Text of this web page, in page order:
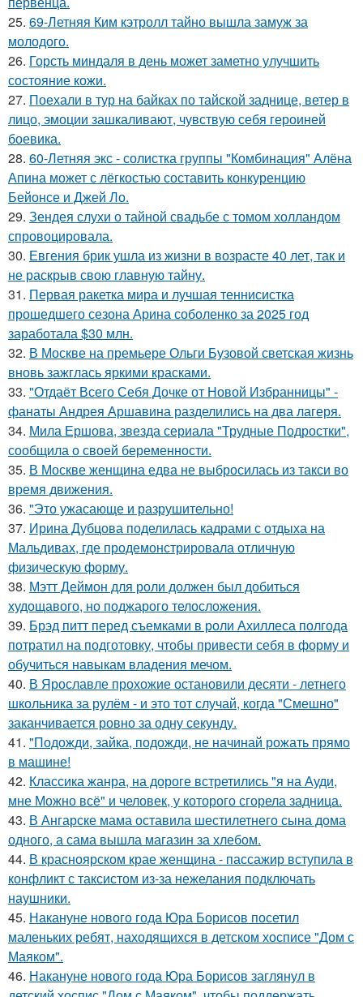
25. 69-Летняя Ким кэтролл тайно вышла замуж за
молодого.
26. Горсть миндаля в день может заметно улучшить
состояние кожи.
27. Поехали в тур на байках по тайской заднице, ветер в
лицо, эмоции зашкаливают, чувствую себя героиней
боевика.
28. 60-Летняя экс - солистка группы "Комбинация" Алёна
Апина может с лёгкостью составить конкуренцию
Бейонсе и Джей Ло.
29. Зендея слухи о тайной свадьбе с томом холландом
спровоцировала.
30. Евгения брик ушла из жизни в возрасте 40 лет, так и
не раскрыв свою главную тайну.
31. Первая ракетка мира и лучшая теннисистка
прошедшего сезона Арина соболенко за 2025 год
заработала $30 млн.
32. В Москве на премьере Ольги Бузовой светская жизнь
вновь зажглась яркими красками.
33. "Отдаёт Всего Себя Дочке от Новой Избранницы" -
фанаты Андрея Аршавина разделились на два лагеря.
34. Мила Ершова, звезда сериала "Трудные Подростки",
сообщила о своей беременности.
35. В Москве женщина едва не выбросилась из такси во
время движения.
36. "Это ужасающе и разрушительно!
37. Ирина Дубцова поделилась кадрами с отдыха на
Мальдивах, где продемонстрировала отличную
физическую форму.
38. Мэтт Деймон для роли должен был добиться
худощавого, но поджарого телосложения.
39. Брэд питт перед съемками в роли Ахиллеса полгода
потратил на подготовку, чтобы привести себя в форму и
обучиться навыкам владения мечом.
40. В Ярославле прохожие остановили десяти - летнего
школьника за рулём - и это тот случай, когда "Смешно"
заканчивается ровно за одну секунду.
41. "Подожди, зайка, подожди, не начинай рожать прямо
в машине!
42. Классика жанра, на дороге встретились "я на Ауди,
мне Можно всё" и человек, у которого сгорела задница.
43. В Ангарске мама оставила шестилетнего сына дома
одного, а сама вышла магазин за хлебом.
44. В красноярском крае женщина - пассажир вступила в
конфликт с таксистом из-за нежелания подключать
наушники.
45. Накануне нового года Юра Борисов посетил
маленьких ребят, находящихся в детском хосписе "Дом с
Маяком".
46. Накануне нового года Юра Борисов заглянул в